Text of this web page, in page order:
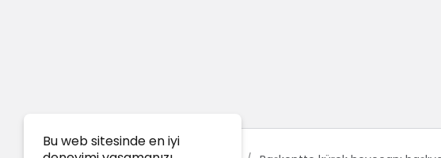
Bu web sitesinde en iyi